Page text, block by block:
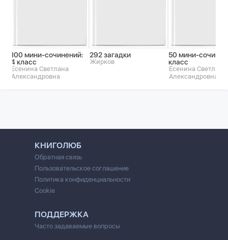
100 мини-сочинений:
4 класс
Есенина Светлана
Александровна
292 загадки
Жирков
50 мини-
класс
Есенина Светлана
Александровна
КНИГОЛЮБ
Обратная связь
Пользовательское соглашение
Политика конфиденциальности
Cookie
ПОДДЕРЖКА
Часто задаваемые вопросы